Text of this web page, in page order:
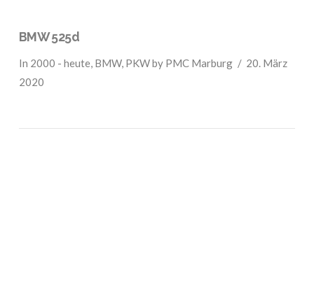
BMW 525d
In 2000 - heute, BMW, PKWby PMC Marburg
20. März
2020